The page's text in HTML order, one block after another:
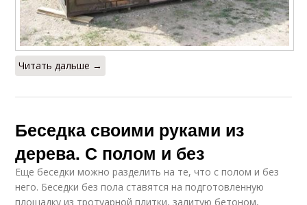
Читать дальше →
Беседка своими руками из
дерева. С полом и без
Еще беседки можно разделить на те, что с полом и без
него. Беседки без пола ставятся на подготовленную
площадку из тротуарной плитки, залитую бетоном,